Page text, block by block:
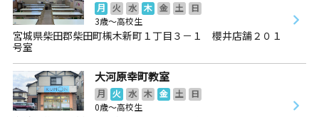
月 火 水 木 金 土
日
3歳～高校生
宮城県柴田郡柴田町槻木新町１丁目３－１ 櫻井店舗２０１
号室
大河原幸町教室
月 火 水 木 金 土
日
0歳～高校生